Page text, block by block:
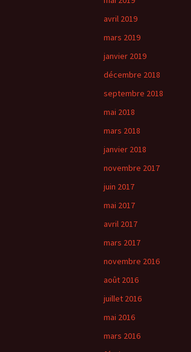
avril 2019
mars 2019
janvier 2019
décembre 2018
septembre 2018
mai 2018
mars 2018
janvier 2018
novembre 2017
juin 2017
mai 2017
avril 2017
mars 2017
novembre 2016
août 2016
juillet 2016
mai 2016
mars 2016